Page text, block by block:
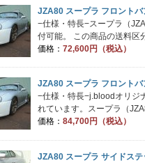
JZA80 スープラ フロントバ
−仕様・特長−スープラ（
付可能。 この商品の送料区
価格： 72,600円（税込）
JZA80 スープラ フロントバ
−仕様・特長−j.bloodオリジ
れています。スープラ（
価格： 84,700円（税込）
JZA80 スープラ サイドステ